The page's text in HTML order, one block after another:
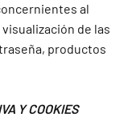
al
de las
productos
Y COOKIES